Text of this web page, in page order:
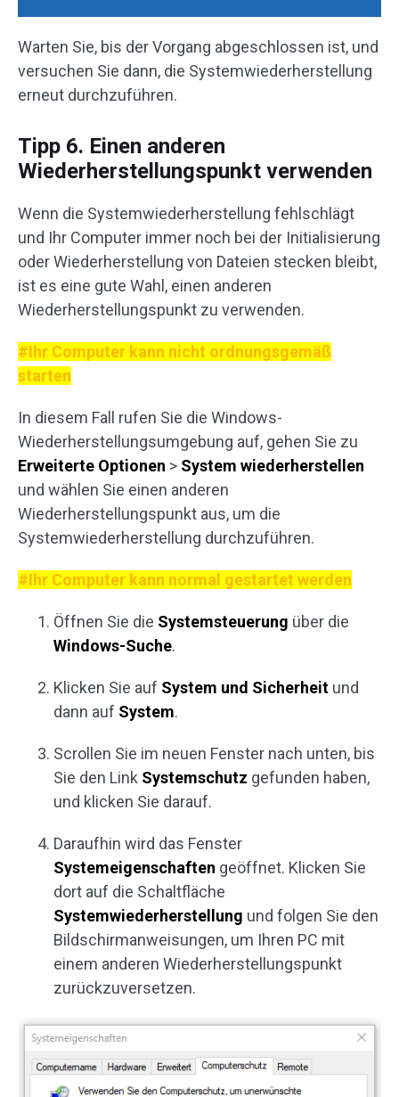
Warten Sie, bis der Vorgang abgeschlossen ist, und
versuchen Sie dann, die Systemwiederherstellung
erneut durchzuführen.
Tipp 6. Einen anderen
Wiederherstellungspunkt verwenden
Wenn die Systemwiederherstellung fehlschlägt
und Ihr Computer immer noch bei der Initialisierung
oder Wiederherstellung von Dateien stecken bleibt,
ist es eine gute Wahl, einen anderen
Wiederherstellungspunkt zu verwenden.
#Ihr Computer kann nicht ordnungsgemäß
starten
In diesem Fall rufen Sie die Windows-
Wiederherstellungsumgebung auf, gehen Sie zu
Erweiterte Optionen > System wiederherstellen
und wählen Sie einen anderen
Wiederherstellungspunkt aus, um die
Systemwiederherstellung durchzuführen.
#Ihr Computer kann normal gestartet werden
Öffnen Sie die Systemsteuerung über die
Windows-Suche.
Klicken Sie auf System und Sicherheit und
dann auf System.
Scrollen Sie im neuen Fenster nach unten, bis
Sie den Link Systemschutz gefunden haben,
und klicken Sie darauf.
Daraufhin wird das Fenster
Systemeigenschaften geöffnet. Klicken Sie
dort auf die Schaltfläche
Systemwiederherstellung und folgen Sie den
Bildschirmanweisungen, um Ihren PC mit
einem anderen Wiederherstellungspunkt
zurückzuversetzen.